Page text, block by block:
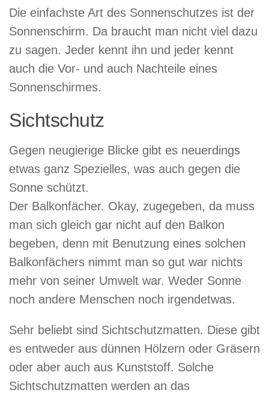
Die einfachste Art des Sonnenschutzes ist der
Sonnenschirm. Da braucht man nicht viel dazu
zu sagen. Jeder kennt ihn und jeder kennt
auch die Vor- und auch Nachteile eines
Sonnenschirmes.
Sichtschutz
Gegen neugierige Blicke gibt es neuerdings
etwas ganz Spezielles, was auch gegen die
Sonne schützt.
Der Balkonfächer. Okay, zugegeben, da muss
man sich gleich gar nicht auf den Balkon
begeben, denn mit Benutzung eines solchen
Balkonfächers nimmt man so gut war nichts
mehr von seiner Umwelt war. Weder Sonne
noch andere Menschen noch irgendetwas.
Sehr beliebt sind Sichtschutzmatten. Diese gibt
es entweder aus dünnen Hölzern oder Gräsern
oder aber auch aus Kunststoff. Solche
Sichtschutzmatten werden an das